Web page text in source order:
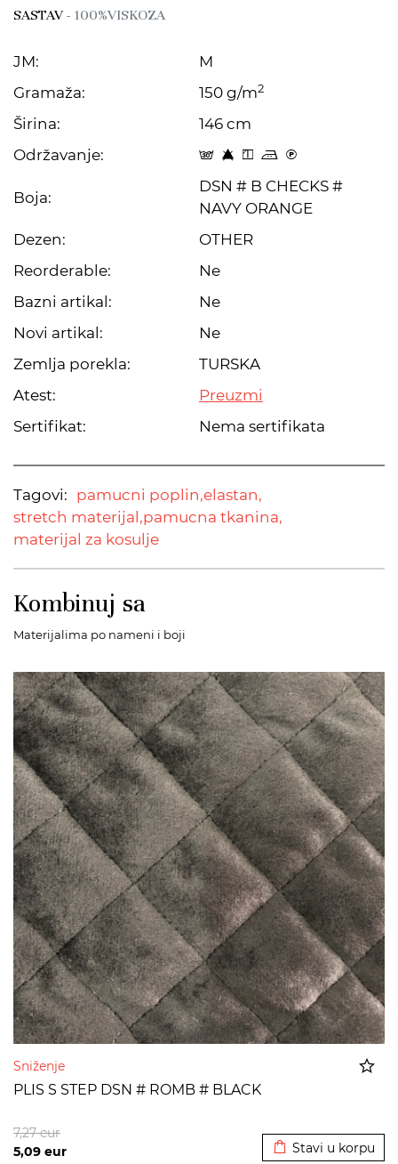
SASTAV- 100%VISKOZA
JM:
M
Gramaža:
150 g/m2
Širina:
146 cm
Održavanje:
s 8 y p C
Boja:
DSN # B CHECKS #
NAVY ORANGE
Dezen:
OTHER
Reorderable:
Ne
Bazni artikal:
Ne
Novi artikal:
Ne
Zemlja porekla:
TURSKA
Atest:
Preuzmi
Sertifikat:
Nema sertifikata
Tagovi: pamucni poplin,elastan,
stretch materijal,pamucna tkanina,
materijal za kosulje
Kombinuj sa
Materijalima po nameni i boji
Sniženje
PLIS S STEP DSN # ROMB # BLACK
5,09 eur
7,27eur
Stavi u korpu